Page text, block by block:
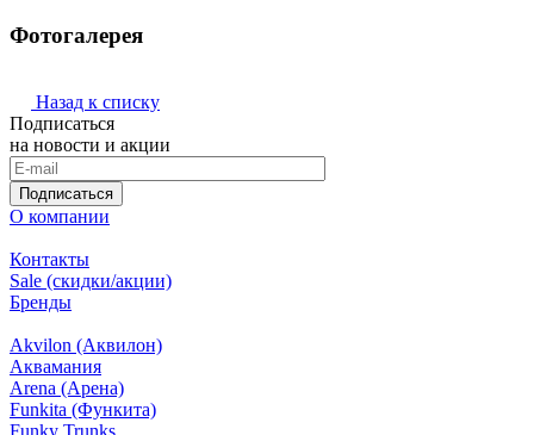
Фотогалерея
Назад к списку
Подписаться
на новости и акции
Подписаться
О компании
Контакты
Sale (скидки/акции)
Бренды
Akvilon (Аквилон)
Аквамания
Arena (Арена)
Funkita (Функита)